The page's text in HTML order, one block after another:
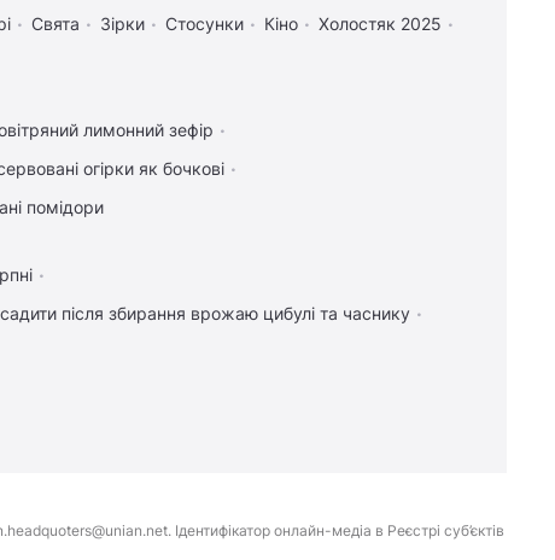
Свята Зірки Стосунки Кіно
Холостяк 2025
лимонний зефір
огірки як бочкові
помідори
після збирання врожаю цибулі та часнику
Ідентифікатор онлайн-медіа в Реєстрі суб’єктів